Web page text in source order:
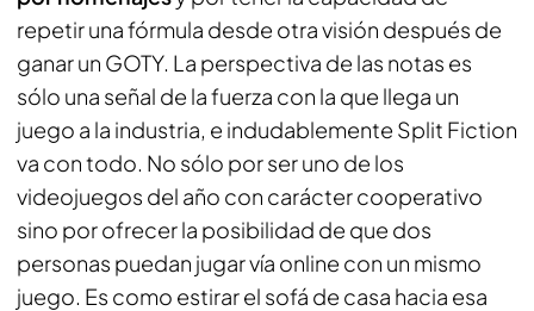
repetir una fórmula desde otra visión después de
ganar un GOTY. La perspectiva de las notas es
sólo una señal de la fuerza con la que llega un
juego a la industria, e indudablemente Split Fiction
va con todo. No sólo por ser uno de los
videojuegos del año con carácter cooperativo
sino por ofrecer la posibilidad de que dos
personas puedan jugar vía online con un mismo
juego. Es como estirar el sofá de casa hacia esa